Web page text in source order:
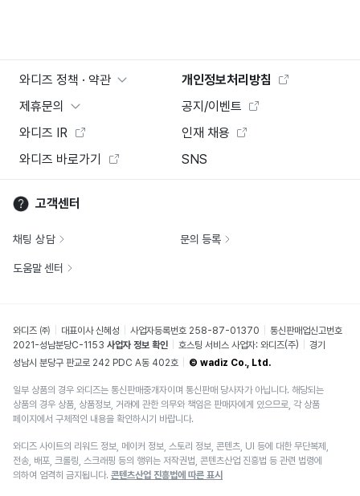
와디즈 정책 · 약관
개인정보처리방침
제휴문의
공지/이벤트
와디즈 IR
인재 채용
와디즈 바로가기
SNS
고객센터
채팅 상담 문의 등록
도움말 센터
와디즈 ㈜ 대표이사 신혜성 사업자등록번호 258-87-01370
통신판매업신고번호
2021-성남분당C-1153 사업자 정보 확인 호스팅 서비스 사업자: 와디즈(주)
경기
성남시 분당구 판교로 242 PDC A동 402호
© wadiz Co., Ltd.
일부 상품의 경우 와디즈는 통신판매중개자이며 통신판매 당사자가 아닙니다. 해당되는
상품의 경우 상품, 상품정보, 거래에 관한 의무와 책임은 판매자에게 있으므로, 각 상품
페이지에서 구체적인 내용을 확인하시기 바랍니다.
와디즈 사이트의 리워드 정보, 메이커 정보, 스토리 정보, 콘텐츠, UI 등에 대한 무단복제,
전송, 배포, 크롤링, 스크래핑 등의 행위는 저작권법, 콘텐츠산업 진흥법 등 관련 법령에
의하여 엄격히 금지됩니다. 콘텐츠산업 진흥법에 따른 표시